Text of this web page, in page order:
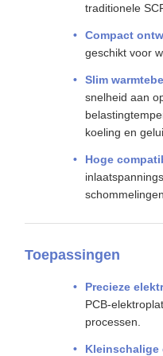
traditionele
Compact
geschikt voor
Slim
snelheid aan
koeling en
Hoge
Toepassingen
Precieze
PCB-
processen.
Kleinschalige